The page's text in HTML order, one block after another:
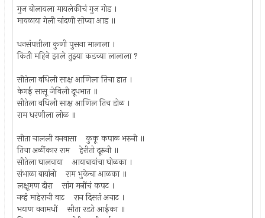
गुज बोलायला मायलेकीचं गुज गोड ।
मावळाया गेली चांदणी सोप्या आड ॥
धनसंपत्तीला कुणी पुसना मालाला ।
किती महिने झाले तुझ्या कडच्या लालाला ?
सीतेला वधिली साक्ष आणिला तिचा हात ।
केगई सासू जेविली दूधभात ॥
सीतेला वधिली साक्ष आणिल तिच डोळ ।
राम धरणीला लोळ ॥
सीता चालली वनवासा कुकू कपाळ भरुनी ॥
तिचा अळींकार राम हेरीतो दूरुनी ॥
सीतेला घालवाया आयाबायांचा घोळका ।
संभाळा बायांनो राम भुकेचा आळका ॥
लक्षूमण दीरा सांग मनींचं कपट ।
नव्हं माहेराची वाट रान दिसतं अचाट ।
भयाण वनामधीं सीता रडते आईका ॥